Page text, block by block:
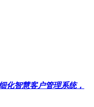
化智慧客户管理系统，